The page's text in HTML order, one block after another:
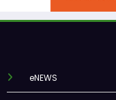
eNEWS